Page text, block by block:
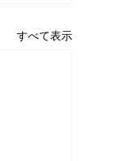
すべて表示